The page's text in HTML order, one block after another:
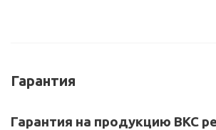
Гарантия
Гарантия на продукцию ВКС